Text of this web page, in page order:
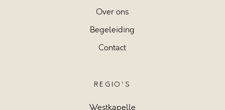
Over ons
Begeleiding
Contact
REGIO'S
Westkapelle